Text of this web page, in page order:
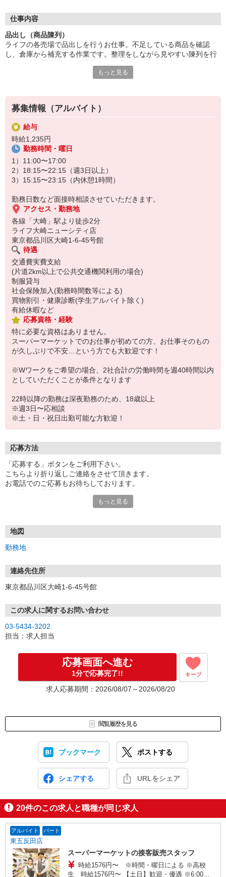
■笑顔で働ける職場
アットホームな雰囲気のお店です。長期で活躍するスタッフには
お客さまから笑顔でお声がけをいただくことも。最初は、覚えて
いただく作業が多く感じるかもしれませんが、難しいお仕事はあ
りませんので、どなたでも楽しく働くことができます。
仕事内容
品出し（商品陳列）
ライフの各売場で品出しを行うお仕事。不足している商品を確認
し、倉庫から補充する作業です。整理をしながら見やすい陳列を行
簡単な清掃をお任せすることも。困っているお客さまへのお声がけ
もっと見る
募集情報（アルバイト）
給与
時給1,235円
勤務時間・曜日
1）11:00〜17:00
2）18:15〜22:15（週3日以上）
3）15:15〜23:15（内休憩1時間）
勤務日数など面接時相談させていただきます。
アクセス・勤務地
各線「大崎」駅より徒歩2分
ライフ大崎ニューシティ店
東京都品川区大崎1-6-45号館
待遇
交通費実費支給
(片道2km以上で公共交通機関利用の場合)
制服貸与
社会保険加入(勤務時間数等による)
買物割引・健康診断(学生アルバイト除く)
有給休暇など
応募資格・経験
特に必要な資格はありません。
スーパーマーケットでのお仕事が初めての方、お仕事そのもの
が久しぶりで不安…という方でも大歓迎です！
※Wワークをご希望の場合、2社合計の労働時間を週40時間以内
としていただくことが条件となります
22時以降の勤務は深夜勤務のため、18歳以上
※週3日〜応相談
※土・日・祝日出勤可能な方歓迎！
応募方法
「応募する」ボタンをご利用下さい。
こちらより折り返しご連絡をさせて頂きます。
お電話でのご応募もお待ちしております。
もっと見る
地図
勤務地
連絡先住所
東京都品川区大崎1-6-45号館
この求人に関するお問い合わせ
03-5434-3202
担当：求人担当
応募画面へ進む
1分で応募完了!! キープ
求人応募期間：2026/08/07～2026/08/20
閲覧履歴を見る
ブックマーク ポストする
シェアする URLをシェア
20件のこの求人と職種が同じ求人
アルバイト パート
東五反田店
スーパーマーケットの接客販売スタッフ
時給1576円〜 ※時間・曜日による ※高校
生 時給1576円〜 【土日】歓迎・優遇 ※6:00〜